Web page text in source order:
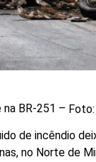
BR-251 – Foto:
de incêndio
no Norte de